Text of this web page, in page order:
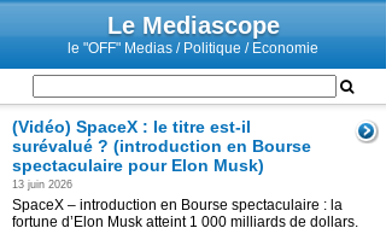
Le Mediascope
le "OFF" Medias / Politique / Economie
(Vidéo) SpaceX : le titre est-il
surévalué ? (introduction en Bourse
spectaculaire pour Elon Musk)
13 juin 2026
SpaceX – introduction en Bourse spectaculaire : la
fortune d’Elon Musk atteint 1 000 milliards de dollars.